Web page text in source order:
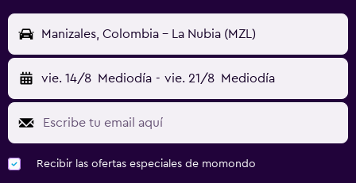
Manizales, Colombia - La Nubia (MZL)
vie. 14/8 Mediodía - vie. 21/8 Mediodía
Recibir las ofertas especiales de momondo